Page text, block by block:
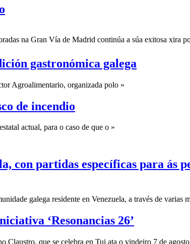
na Gran Vía de Madrid continúa a súa exitosa xira
gastronómica galega
Agroalimentario, organizada polo »
de incendio
actual, para o caso de que o »
con partidas específicas para ás
galega residente en Venezuela, a través de varias
‘Resonancias 26’
que se celebra en Tui ata o vindeiro 7 de